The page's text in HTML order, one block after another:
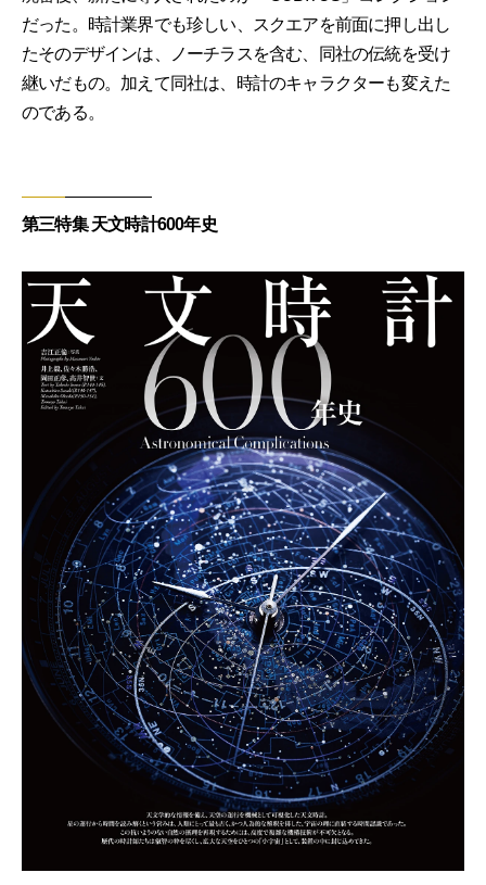
だった。時計業界でも珍しい、スクエアを前面に押し出し
たそのデザインは、ノーチラスを含む、同社の伝統を受け
継いだもの。加えて同社は、時計のキャラクターも変えた
のである。
第三特集 天文時計600年史